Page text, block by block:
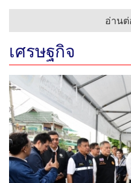
อ่าน
เศรษฐกิจ